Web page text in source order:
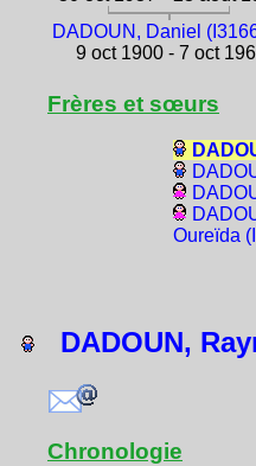
DADOUN, Daniel
9 oct 1900 - 7 oct
Frères et sœurs
Oureïda
DADOUN,
Chronologie